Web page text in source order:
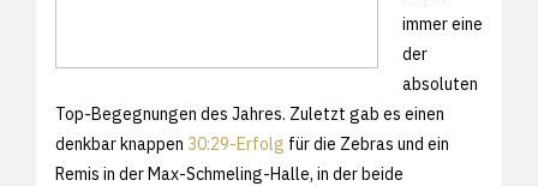
immer eine
der
absoluten
Top-Begegnungen des Jahres. Zuletzt gab es einen
denkbar knappen 30:29-Erfolg für die Zebras und ein
Remis in der Max-Schmeling-Halle, in der beide